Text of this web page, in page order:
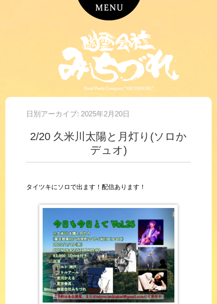
日別アーカイブ: 2025年2月20日
2/20 久米川太陽と月灯り(ソロか
デュオ)
タイツキにソロで出ます！配信あります！